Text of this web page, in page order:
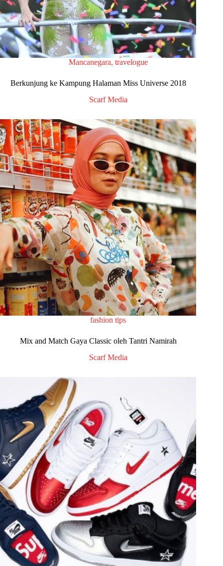
Mancanegara, travelogue
Berkunjung ke Kampung Halaman Miss Universe 2018
Scarf Media
fashion tips
Mix and Match Gaya Classic oleh Tantri Namirah
Scarf Media